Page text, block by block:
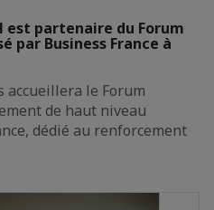
est partenaire du Forum
par Business France à
accueillera le Forum
de haut niveau
dédié au renforcement